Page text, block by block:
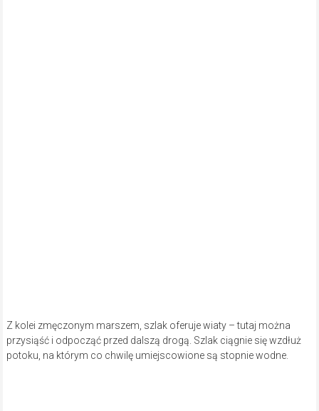
Z kolei zmęczonym marszem, szlak oferuje wiaty – tutaj można
przysiąść i odpocząć przed dalszą drogą. Szlak ciągnie się wzdłuż
potoku, na którym co chwilę umiejscowione są stopnie wodne.